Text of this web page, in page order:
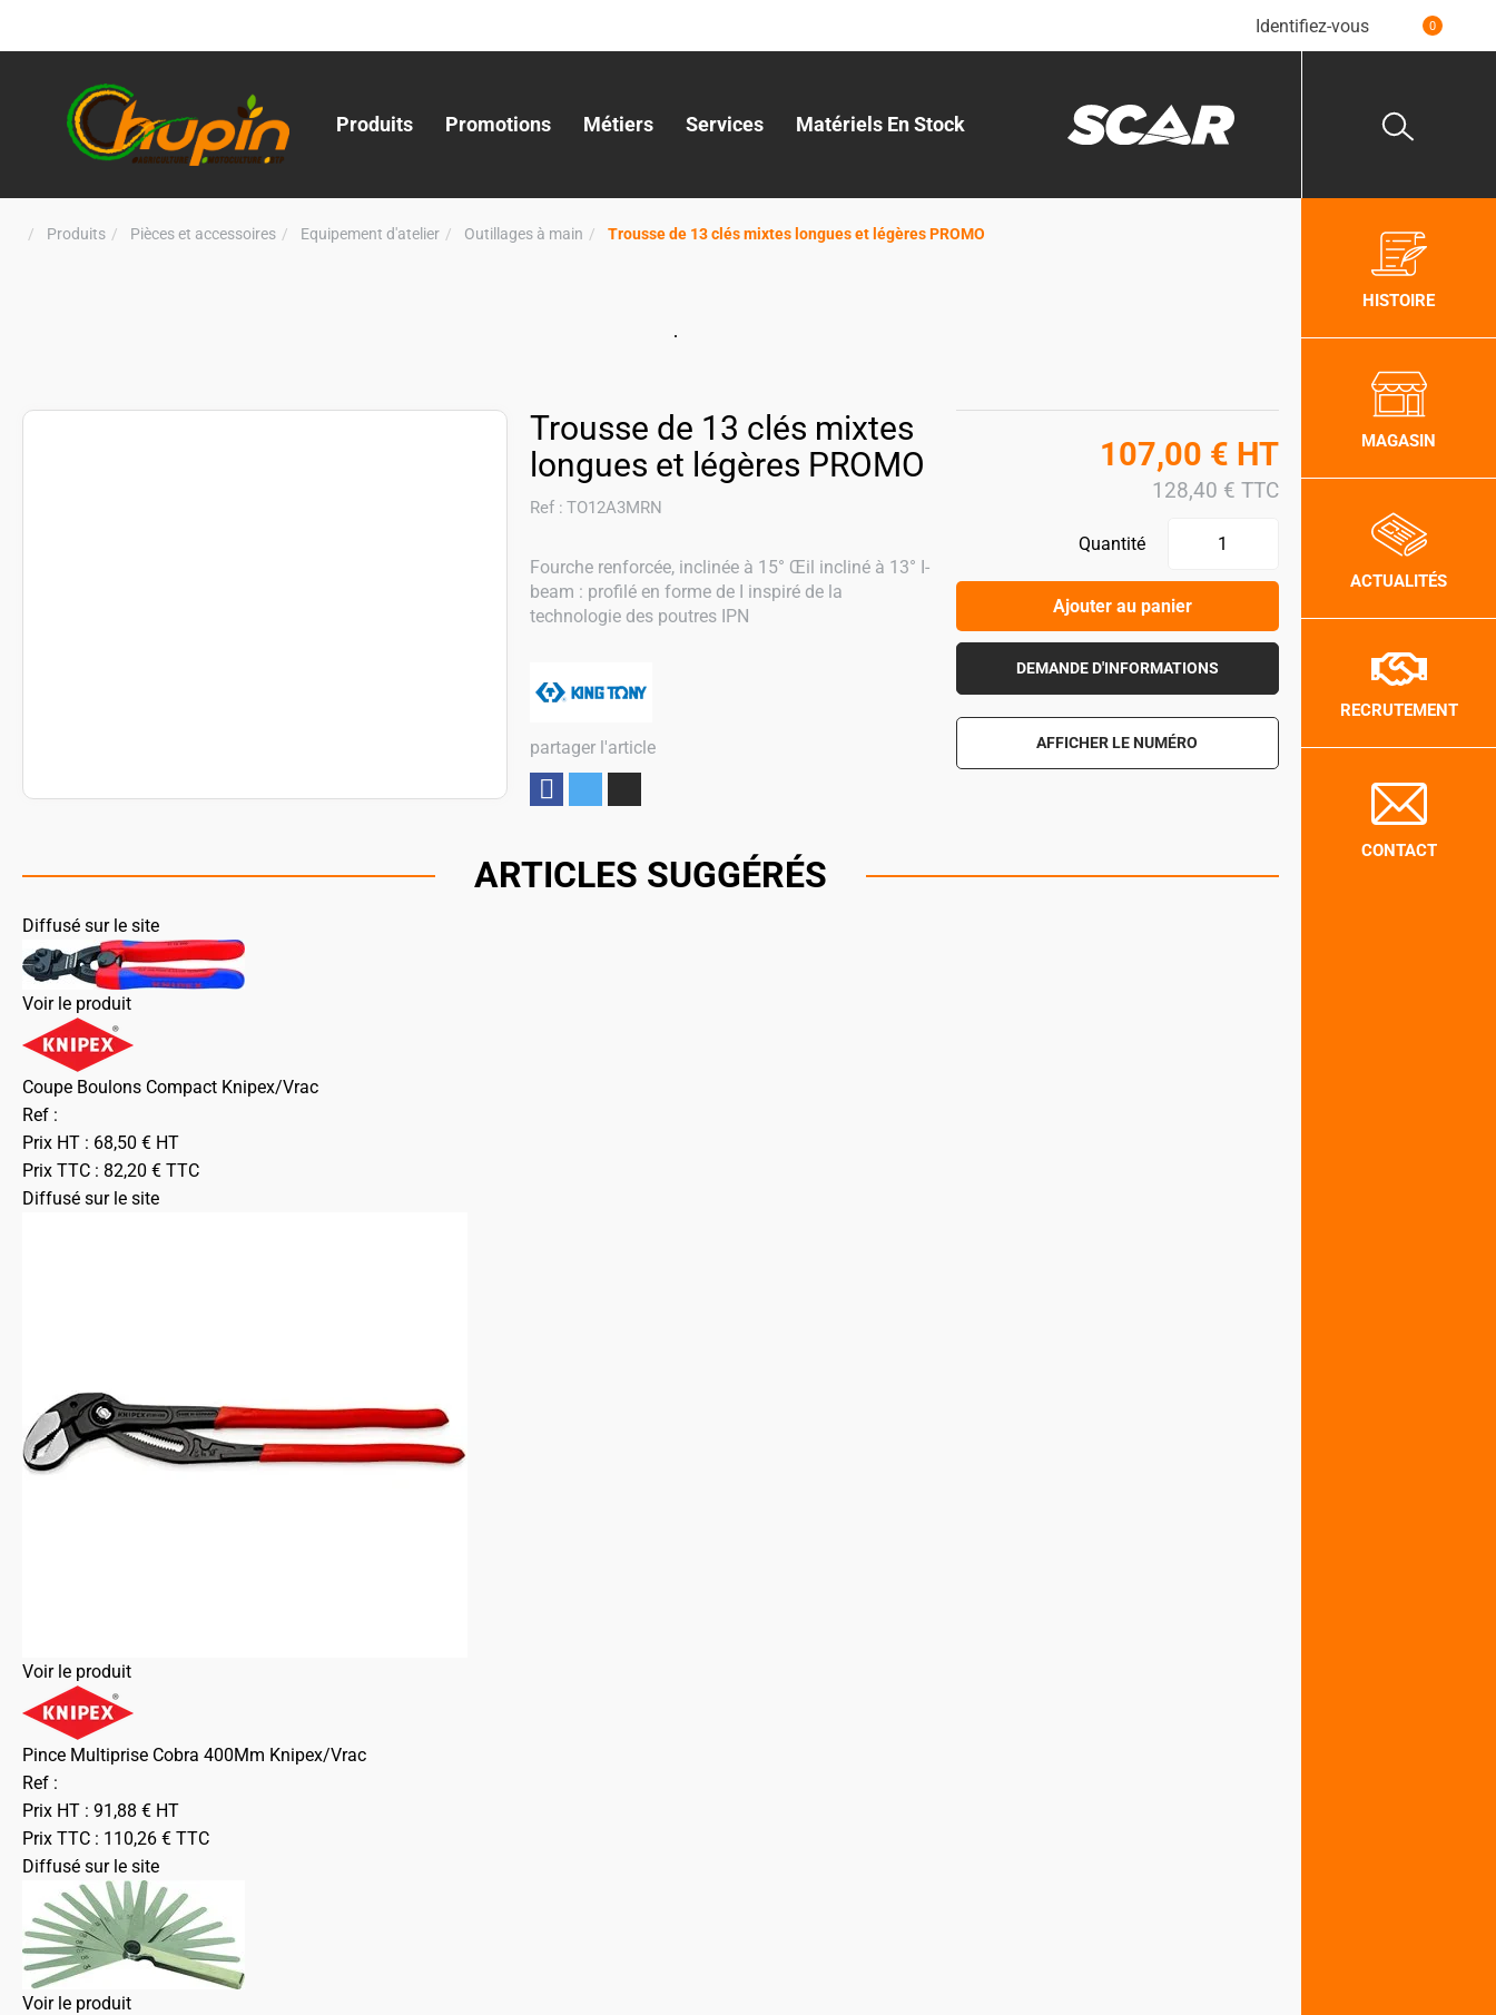
Identifiez-vous 0
Produits Promotions Métiers Services Matériels En Stock
Produits Pièces et accessoires Equipement d'atelier Outillages à main Trousse de 13 clés mixtes longues et légères PROMO
Trousse de 13 clés mixtes
longues et légères PROMO
Ref : TO12A3MRN
partager l'article
Fourche renforcée, inclinée à 15° Œil incliné à 13° I-
beam : profilé en forme de I inspiré de la
technologie des poutres IPN
107,00 € HT
128,40 € TTC
Quantité
Ajouter au panier
DEMANDE D'INFORMATIONS
AFFICHER LE NUMÉRO
ARTICLES SUGGÉRÉS
Diffusé sur le site
Voir le produit
Coupe Boulons Compact Knipex/Vrac
Ref :
Prix HT : 68,50 € HT
Prix TTC : 82,20 € TTC
Diffusé sur le site
Voir le produit
Pince Multiprise Cobra 400Mm Knipex/Vrac
Ref :
Prix HT : 91,88 € HT
Prix TTC : 110,26 € TTC
Diffusé sur le site
Voir le produit
HISTOIRE
MAGASIN
ACTUALITÉS
RECRUTEMENT
CONTACT